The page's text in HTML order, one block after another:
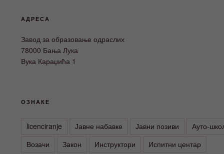
АДРЕСА
Завод за образовање одраслих
78000 Бања Лука
Вука Караџића 1
ОЗНАКЕ
licenciranje Јавне набавке Јавни позиви
Ауто-
Возачи
Закон Инструктори Испитни центар